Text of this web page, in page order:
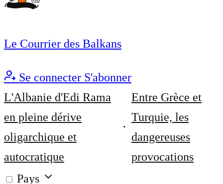
Le Courrier des Balkans
Se connecter S'abonner
L'Albanie d'Edi Rama
en pleine dérive
oligarchique et
autocratique
Entre Grèce et
Turquie, les
dangereuses
provocations
Pays